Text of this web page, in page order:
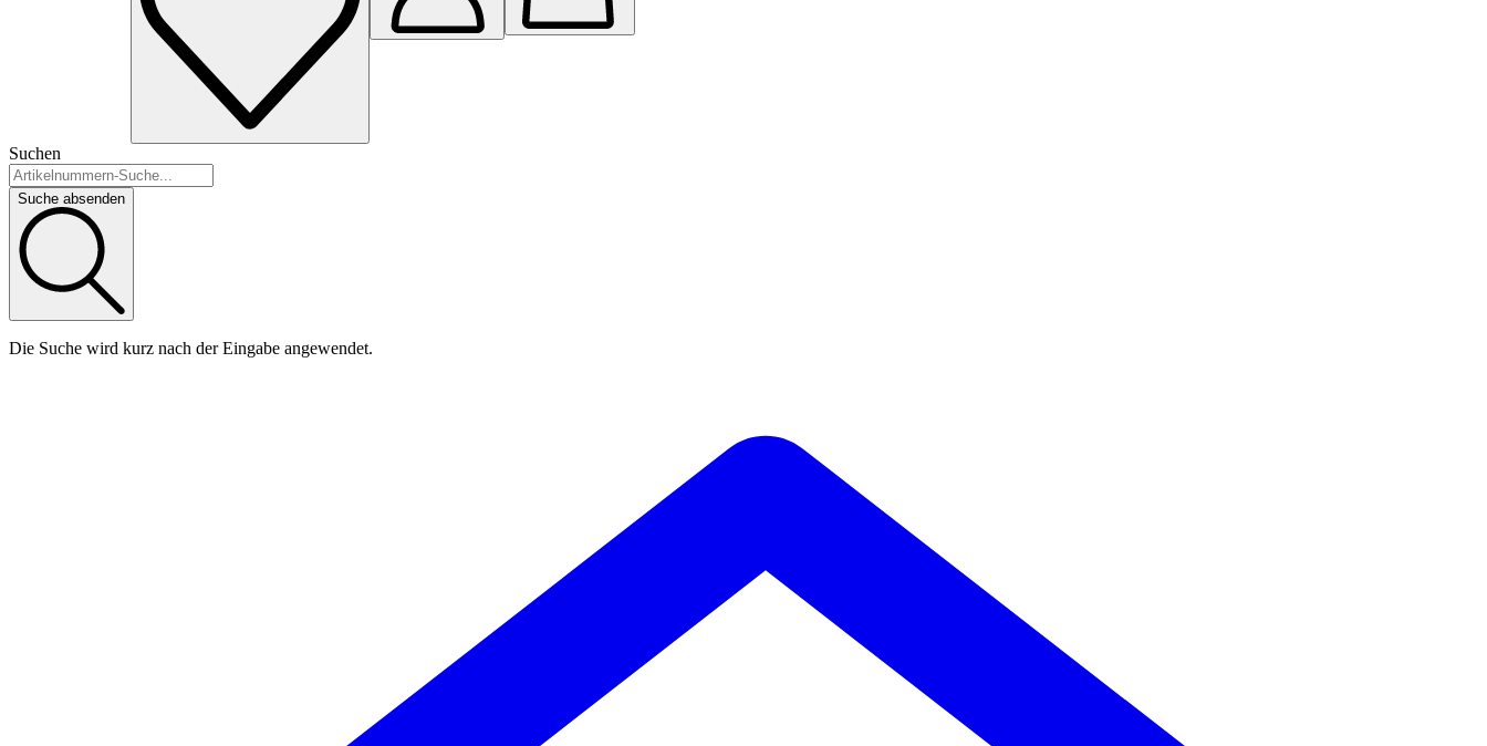
Suchen
Suche absenden
Die Suche wird kurz nach der Eingabe angewendet.